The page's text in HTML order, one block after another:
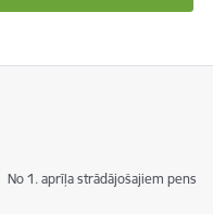
No 1. aprīļa strādājošajiem